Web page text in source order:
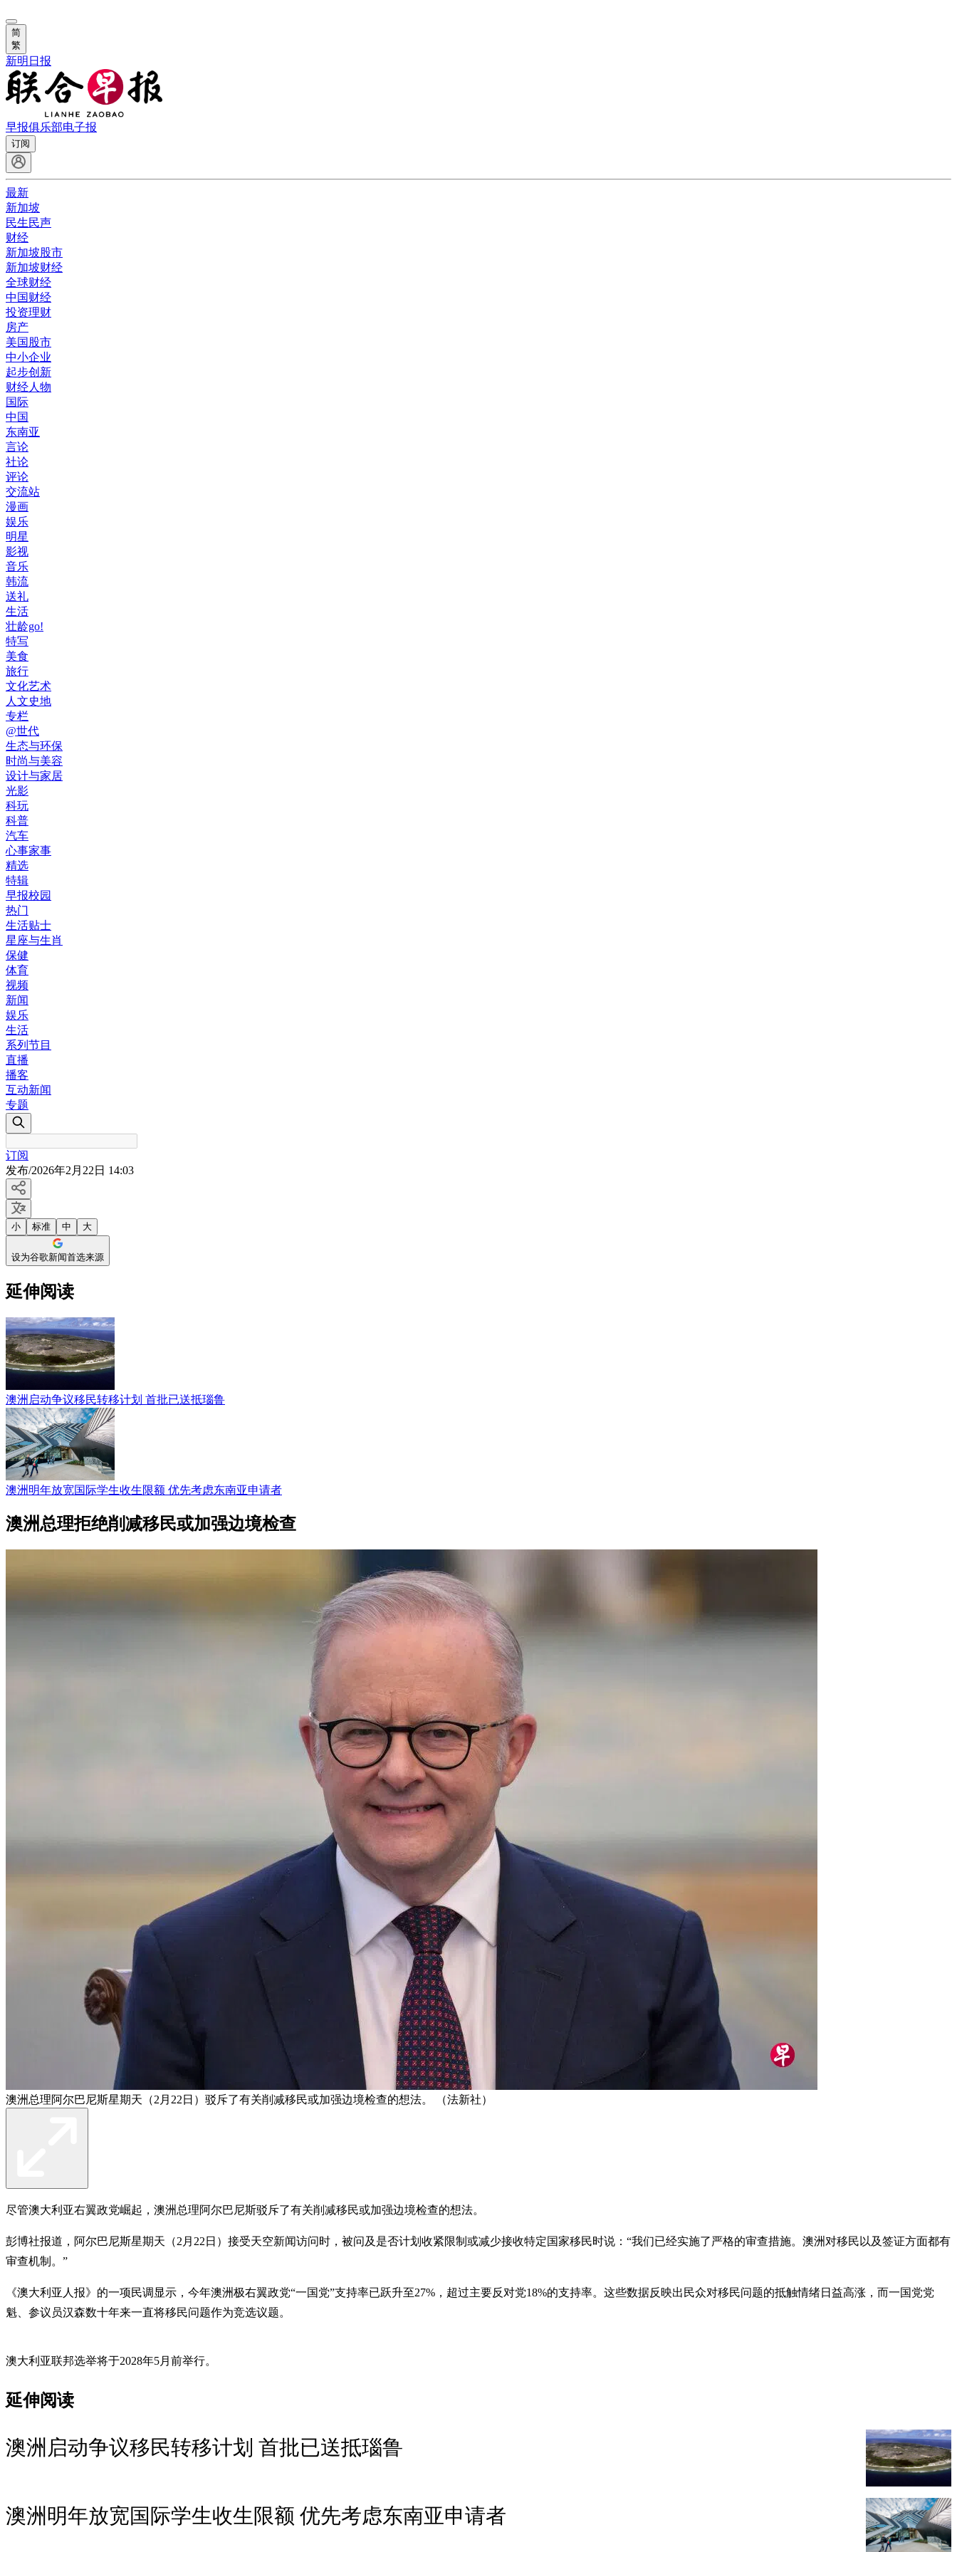
简
繁
新明日报
早报俱乐部电子报
订阅
最新
新加坡
民生民声
财经
新加坡股市
新加坡财经
全球财经
中国财经
投资理财
房产
美国股市
中小企业
起步创新
财经人物
国际
中国
东南亚
言论
社论
评论
交流站
漫画
娱乐
明星
影视
音乐
韩流
送礼
生活
壮龄go!
特写
美食
旅行
文化艺术
人文史地
专栏
@世代
生态与环保
时尚与美容
设计与家居
光影
科玩
科普
汽车
心事家事
精选
特辑
早报校园
热门
生活贴士
星座与生肖
保健
体育
视频
新闻
娱乐
生活
系列节目
直播
播客
互动新闻
专题
订阅
发布/2026年2月22日 14:03
小 标准 中 大
设为谷歌新闻首选来源
延伸阅读
澳洲启动争议移民转移计划 首批已送抵瑙鲁
澳洲明年放宽国际学生收生限额 优先考虑东南亚申请者
澳洲总理拒绝削减移民或加强边境检查
澳洲总理阿尔巴尼斯星期天（2月22日）驳斥了有关削减移民或加强边境检查的想法。 （法新社）
尽管澳大利亚右翼政党崛起，澳洲总理阿尔巴尼斯驳斥了有关削减移民或加强边境检查的想法。
彭博社报道，阿尔巴尼斯星期天（2月22日）接受天空新闻访问时，被问及是否计划收紧限制或减少接收特定国家移民时说：“我们已经实施了严格的审查措施。澳洲对移民以及签证方面都有
审查机制。”
《澳大利亚人报》的一项民调显示，今年澳洲极右翼政党“一国党”支持率已跃升至27%，超过主要反对党18%的支持率。这些数据反映出民众对移民问题的抵触情绪日益高涨，而一国党党
魁、参议员汉森数十年来一直将移民问题作为竞选议题。
澳大利亚联邦选举将于2028年5月前举行。
延伸阅读
澳洲启动争议移民转移计划 首批已送抵瑙鲁
澳洲明年放宽国际学生收生限额 优先考虑东南亚申请者